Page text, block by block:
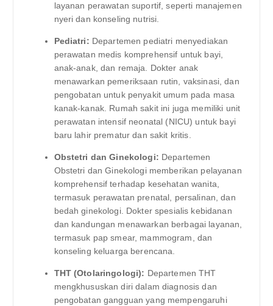
layanan perawatan suportif, seperti manajemen
nyeri dan konseling nutrisi.
Pediatri: Departemen pediatri menyediakan
perawatan medis komprehensif untuk bayi,
anak-anak, dan remaja. Dokter anak
menawarkan pemeriksaan rutin, vaksinasi, dan
pengobatan untuk penyakit umum pada masa
kanak-kanak. Rumah sakit ini juga memiliki unit
perawatan intensif neonatal (NICU) untuk bayi
baru lahir prematur dan sakit kritis.
Obstetri dan Ginekologi: Departemen
Obstetri dan Ginekologi memberikan pelayanan
komprehensif terhadap kesehatan wanita,
termasuk perawatan prenatal, persalinan, dan
bedah ginekologi. Dokter spesialis kebidanan
dan kandungan menawarkan berbagai layanan,
termasuk pap smear, mammogram, dan
konseling keluarga berencana.
THT (Otolaringologi): Departemen THT
mengkhususkan diri dalam diagnosis dan
pengobatan gangguan yang mempengaruhi